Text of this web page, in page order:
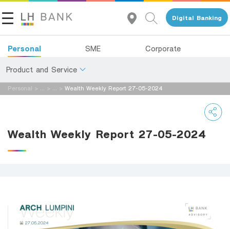
Digital Banking
Personal SME Corporate
Product and Service
About Us
Contact Us
Tel 1327 TH EN
Personal > > > Wealth Weekly Report 27-05-2024
Wealth Weekly Report 27-05-2024